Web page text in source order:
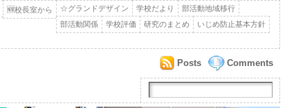
🆕校長室から ☆グランドデザイン 学校だより
部活動地域移行
部活動関係
学校評価 研究のまとめ
いじめ防止基本方針
Comments
Posts